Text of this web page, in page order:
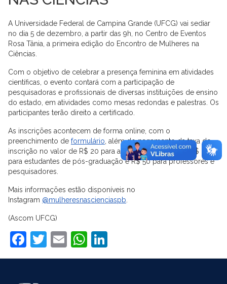
A Universidade Federal de Campina Grande (UFCG) vai sediar
no dia 5 de dezembro, a partir das 9h, no Centro de Eventos
Rosa Tânia, a primeira edição do Encontro de Mulheres na
Ciências.
Com o objetivo de celebrar a presença feminina em atividades
científicas, o evento contará com a participação de
pesquisadoras e profissionais de diversas instituições de ensino
do estado, em atividades como mesas redondas e palestras. Os
participantes terão direito a certificado.
As inscrições acontecem de forma online, com o
preenchimento de formulário , além do pagamento da taxa de
inscrição no valor de R$ 20 para alunos de graduação, R$ 30
para estudantes de pós-graduação e R$ 50 para professores e
pesquisadores.
Mais informações estão disponíveis no
Instagram @mulheresnascienciaspb
(Ascom UFCG)
Facebook
Twitter
EmailWhatsApp